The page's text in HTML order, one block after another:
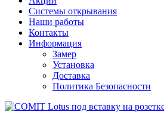
Системы открывания
Наши работы
Контакты
Информация
Замер
Установка
Доставка
Политика Безопасности